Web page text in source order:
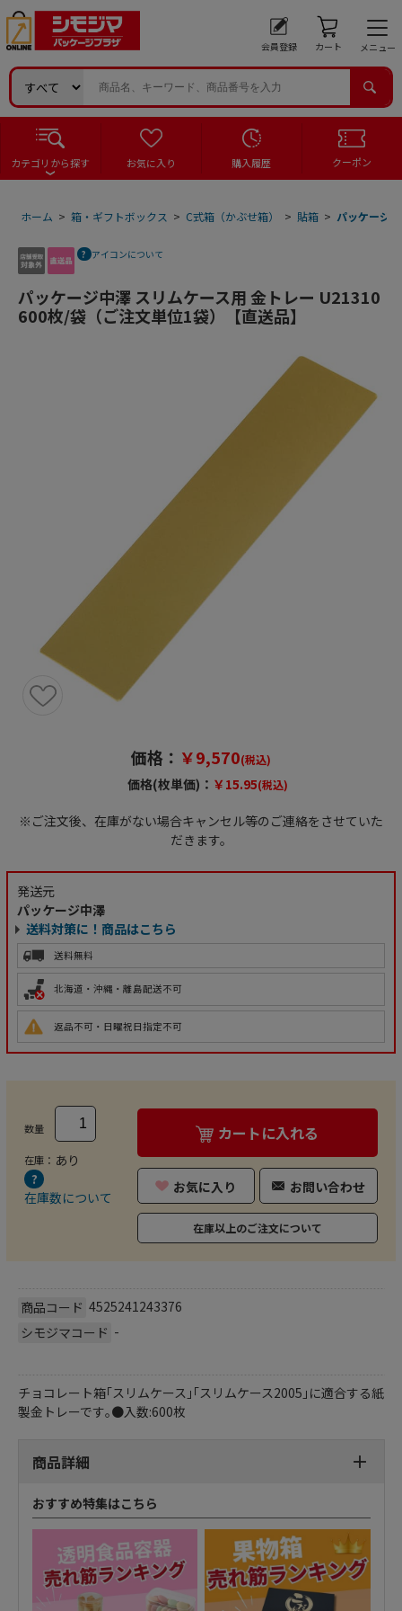
会員登録 カート メニュー
カテゴリから探す お気に入り 購入履歴 クーポン
ホーム > 箱・ギフトボックス > C式箱（かぶせ箱） > 貼箱 > パッケージ
アイコンについて
パッケージ中澤 スリムケース用 金トレー U21310
600枚/袋（ご注文単位1袋）【直送品】
価格： ￥9,570(税込)
価格(枚単価)： ￥15.95(税込)
※ご注文後、在庫がない場合キャンセル等のご連絡をさせていた
だきます。
発送元
パッケージ中澤
送料対策に！商品はこちら
送料無料
北海道・沖縄・離島配送不可
返品不可・日曜祝日指定不可
数量
在庫： あり
在庫数について
カートに入れる
お気に入り お問い合わせ
在庫以上のご注文について
商品コード 4525241243376
シモジマコード -
チョコレート箱｢スリムケース｣｢スリムケース2005｣に適合する紙
製金トレーです｡●入数:600枚
商品詳細
おすすめ特集はこちら